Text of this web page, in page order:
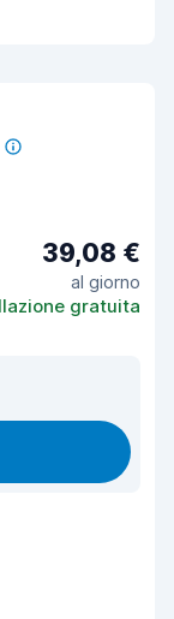
39,08 €
al giorno
gratuita